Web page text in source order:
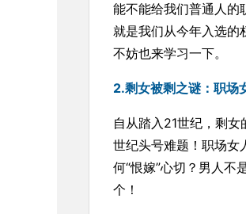
能不能给我们普通人的
就是我们从今年入选的
不妨也来学习一下。
2.剩女被剩之谜：职场
自从踏入21世纪，剩
世纪头号难题！职场女
何“恨嫁”心切？男人不
个！